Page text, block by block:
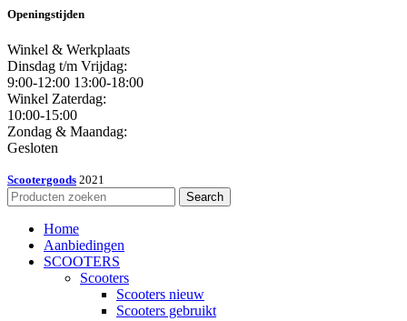
Openingstijden
Winkel & Werkplaats
Dinsdag t/m Vrijdag:
9:00-12:00 13:00-18:00
Winkel Zaterdag:
10:00-15:00
Zondag & Maandag:
Gesloten
Scootergoods 2021
Search
Home
Aanbiedingen
SCOOTERS
Scooters
Scooters nieuw
Scooters gebruikt